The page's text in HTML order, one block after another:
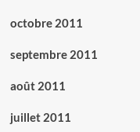
octobre 2011
septembre 2011
août 2011
juillet 2011